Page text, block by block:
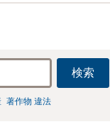
検索
著作物 違法